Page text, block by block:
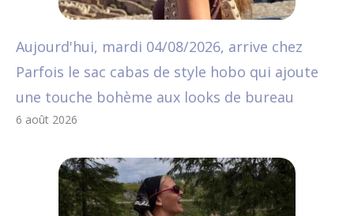
Aujourd'hui, mardi 04/08/2026, arrive chez
Parfois le sac cabas de style hobo qui ajoute
une touche bohème aux looks de bureau
6 août 2026